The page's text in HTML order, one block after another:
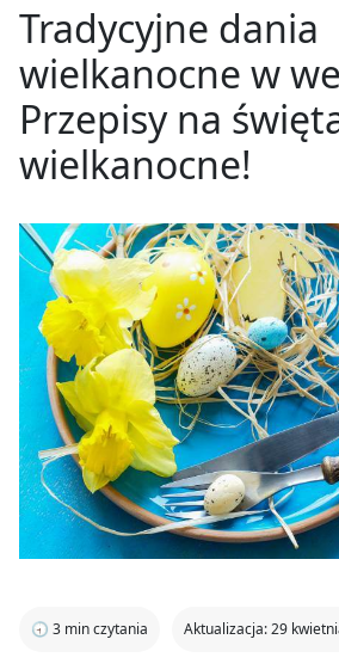
Tradycyjne dania
wielkanocne w
Przepisy na
wielkanocne!
🕣 3 min czytania Aktualizacja: 29